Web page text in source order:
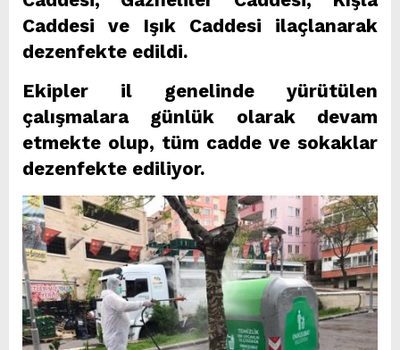
Caddesi ve Işık Caddesi ilaçlanarak
dezenfekte edildi.
Ekipler il genelinde yürütülen
çalışmalara günlük olarak devam
etmekte olup, tüm cadde ve sokaklar
dezenfekte ediliyor.